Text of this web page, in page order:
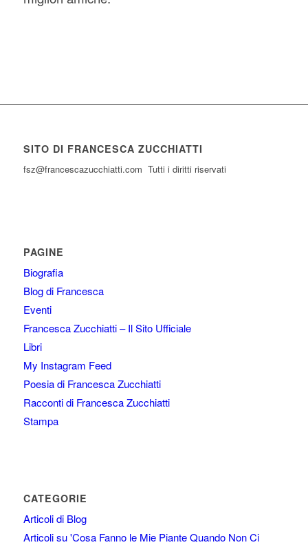
SITO DI FRANCESCA ZUCCHIATTI
fsz@francescazucchiatti.com Tutti i diritti riservati
PAGINE
Biografia
Blog di Francesca
Eventi
Francesca Zucchiatti – Il Sito Ufficiale
Libri
My Instagram Feed
Poesia di Francesca Zucchiatti
Racconti di Francesca Zucchiatti
Stampa
CATEGORIE
Articoli di Blog
Articoli su 'Cosa Fanno le Mie Piante Quando Non Ci